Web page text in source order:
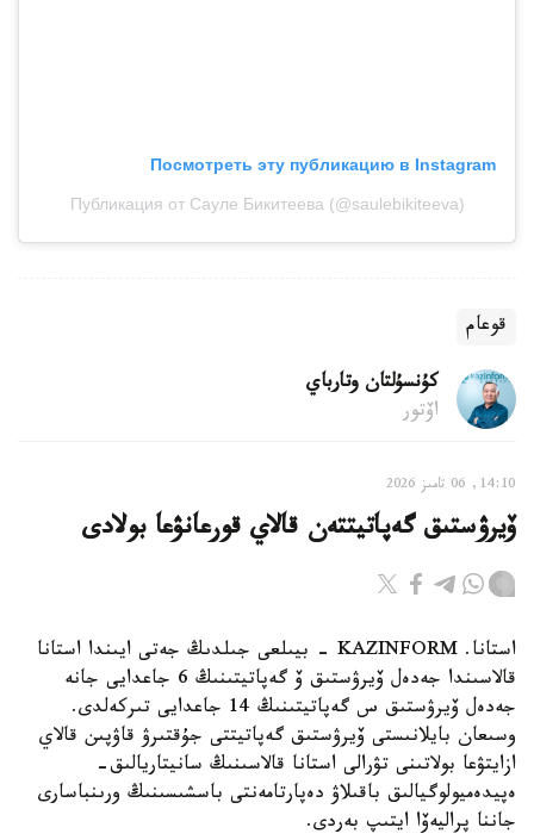
Посмотреть эту публикацию в Instagram
Публикация от Сауле Бикитеева (@saulebikiteeva)
قوعام
كۇنسۇلتان وتارباي
اۆتور
14:10, 06 تامىز 2026
ۆيرۋستىق گەپاتيتتەن قالاي قورعانۋعا بولادى
استانا. KAZINFORM - بيىلعى جىلدىڭ جەتى ايىندا استانا
قالاسىندا جەدەل ۆيرۋستىق ۆ گەپاتيتىنىڭ 6 جاعدايى جانە
جەدەل ۆيرۋستىق س گەپاتيتىنىڭ 14 جاعدايى تىركەلدى.
وسىعان بايلانىستى ۆيرۋستىق گەپاتيتتى جۇقتىرۋ قاۋپىن قالاي
ازايتۋعا بولاتىنى تۋرالى استانا قالاسىنىڭ سانيتاريالىق-
ەپيدەميولوگيالىق باقىلاۋ دەپارتامەنتى باسشىسىنىڭ ورىنباسارى
جاننا پراليەۆا ايتىپ بەردى.